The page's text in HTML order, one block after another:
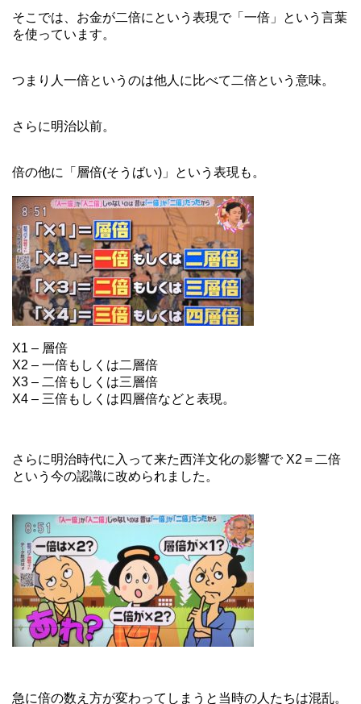
そこでは、お金が二倍にという表現で「一倍」という言葉
を使っています。
つまり人一倍というのは他人に比べて二倍という意味。
さらに明治以前。
倍の他に「層倍(そうばい)」という表現も。
X1 – 層倍
X2 – 一倍もしくは二層倍
X3 – 二倍もしくは三層倍
X4 – 三倍もしくは四層倍などと表現。
さらに明治時代に入って来た西洋文化の影響で X2＝二倍
という今の認識に改められました。
急に倍の数え方が変わってしまうと当時の人たちは混乱。